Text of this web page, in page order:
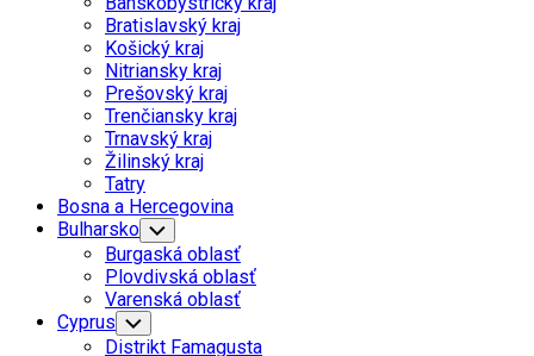
Menu
Bratislavský kraj
Košický kraj
Nitriansky kraj
Prešovský kraj
Trenčiansky kraj
Trnavský kraj
Žilinský kraj
Tatry
Bosna a Hercegovina
Bulharsko Toggle
Child
Menu
Burgaská oblasť
Plovdivská oblasť
Varenská oblasť
Cyprus Toggle
Child
Distrikt Famagusta